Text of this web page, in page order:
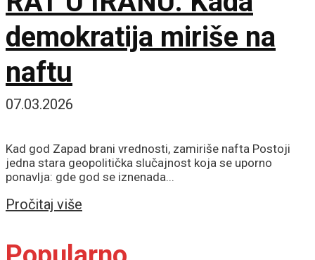
demokratija miriše na
naftu
07.03.2026
Kad god Zapad brani vrednosti, zamiriše nafta Postoji
jedna stara geopolitička slučajnost koja se uporno
ponavlja: gde god se iznenada...
Pročitaj više